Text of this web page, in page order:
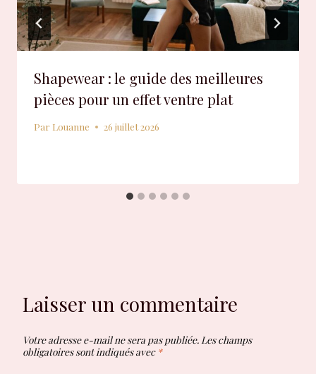
Shapewear : le guide des meilleures
pièces pour un effet ventre plat
Par Louanne 26 juillet 2026
Laisser un commentaire
Votre adresse e-mail ne sera pas publiée. Les champs
obligatoires sont indiqués avec *